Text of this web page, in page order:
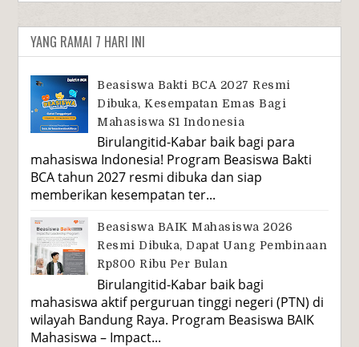
YANG RAMAI 7 HARI INI
Beasiswa Bakti BCA 2027 Resmi
Dibuka, Kesempatan Emas Bagi
Mahasiswa S1 Indonesia
Birulangitid-Kabar baik bagi para
mahasiswa Indonesia! Program Beasiswa Bakti
BCA tahun 2027 resmi dibuka dan siap
memberikan kesempatan ter...
Beasiswa BAIK Mahasiswa 2026
Resmi Dibuka, Dapat Uang Pembinaan
Rp800 Ribu Per Bulan
Birulangitid-Kabar baik bagi
mahasiswa aktif perguruan tinggi negeri (PTN) di
wilayah Bandung Raya. Program Beasiswa BAIK
Mahasiswa – Impact...